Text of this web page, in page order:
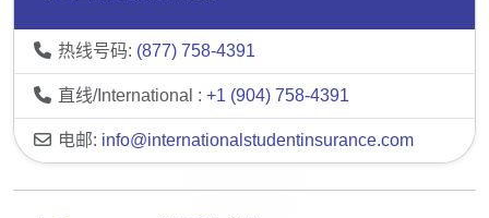
热线号码: (877) 758-4391
直线/International : +1 (904) 758-4391
电邮: info@internationalstudentinsurance.com